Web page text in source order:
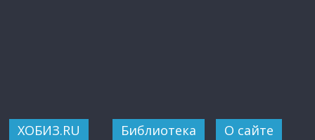
ХОБИЗ.RU Библиотека О сайте